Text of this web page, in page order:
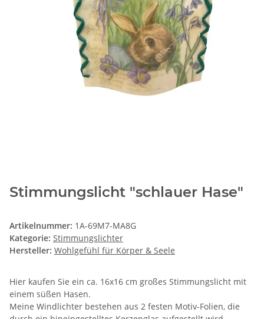
Stimmungslicht "schlauer Hase"
Artikelnummer: 1A-69M7-MA8G
Kategorie: Stimmungslichter
Hersteller: Wohlgefühl für Körper & Seele
Hier kaufen Sie ein ca. 16x16 cm großes Stimmungslicht mit
einem süßen Hasen.
Meine Windlichter bestehen aus 2 festen Motiv-Folien, die